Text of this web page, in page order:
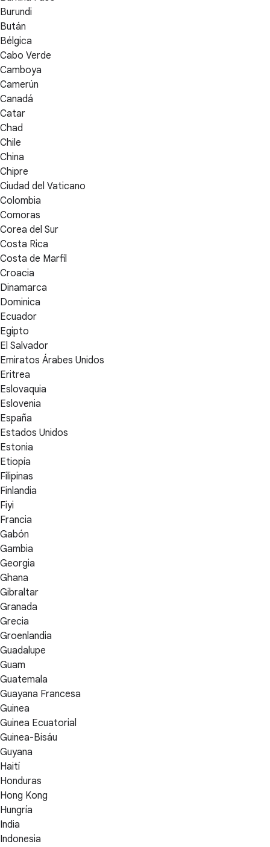
Burundi
Bután
Bélgica
Cabo Verde
Camboya
Camerún
Canadá
Catar
Chad
Chile
China
Chipre
Ciudad del Vaticano
Colombia
Comoras
Corea del Sur
Costa Rica
Costa de Marfil
Croacia
Dinamarca
Dominica
Ecuador
Egipto
El Salvador
Emiratos Árabes Unidos
Eritrea
Eslovaquia
Eslovenia
España
Estados Unidos
Estonia
Etiopía
Filipinas
Finlandia
Fiyi
Francia
Gabón
Gambia
Georgia
Ghana
Gibraltar
Granada
Grecia
Groenlandia
Guadalupe
Guam
Guatemala
Guayana Francesa
Guinea
Guinea Ecuatorial
Guinea-Bisáu
Guyana
Haití
Honduras
Hong Kong
Hungría
India
Indonesia